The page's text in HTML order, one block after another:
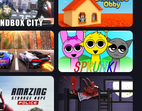
City Survive the Disasters: Obby
City Racing Sprunki